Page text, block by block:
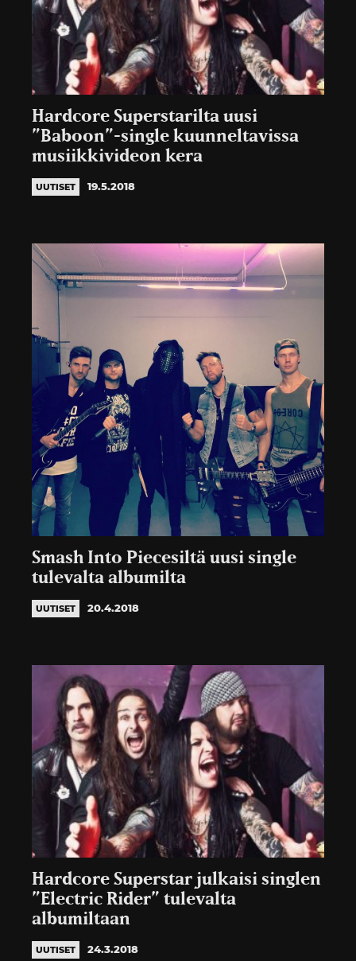
Hardcore Superstarilta uusi
”Baboon”-single kuunneltavissa
musiikkivideon kera
UUTISET 19.5.2018
Smash Into Piecesiltä uusi single
tulevalta albumilta
UUTISET 20.4.2018
Hardcore Superstar julkaisi singlen
”Electric Rider” tulevalta
albumiltaan
UUTISET 24.3.2018